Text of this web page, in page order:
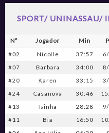
SPORT/ UNINASSAU/
Nº Jogador Min
#02
Nicolle 37:57
#07
Barbara 34:00
#20
Karen 33:15
#24
Casanova 30:46
#13
Isinha 28:28
#11
Bia 16:50